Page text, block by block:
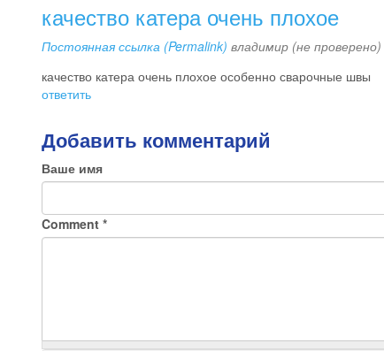
качество катера очень плохое
Постоянная ссылка (Permalink) владимир (не проверено)
качество катера очень плохое особенно сварочные швы
ответить
Добавить комментарий
Ваше имя
Comment *